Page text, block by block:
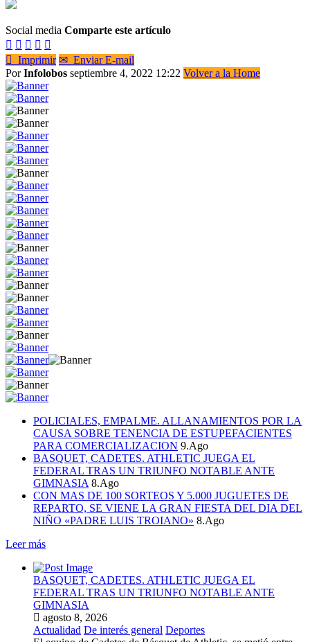
Social media Comparte este artículo
    
 Imprimir ✉ Enviar E-mail
PorInfolobos septiembre 4, 2022 12:22 Volver a la Home
POLICIALES, EMPALME. ALLANAMIENTOS POR LA
CAUSA SOBRE TENENCIA DE ESTUPEFACIENTES
PARA COMERCIALIZACION 9.Ago
BASQUET, CADETES. ATHLETIC JUEGA EL
FEDERAL TRAS UN TRIUNFO NOTABLE ANTE
GIMNASIA 8.Ago
CON MAS DE 100 SORTEOS Y 5.000 JUGUETES DE
REPARTO, SE VIENE LA GRAN FIESTA DEL DIA DEL
NIÑO «PADRE LUIS TROIANO» 8.Ago
Leer más
BASQUET, CADETES. ATHLETIC JUEGA EL
FEDERAL TRAS UN TRIUNFO NOTABLE ANTE
GIMNASIA
agosto 8, 2026
Actualidad De interés general Deportes